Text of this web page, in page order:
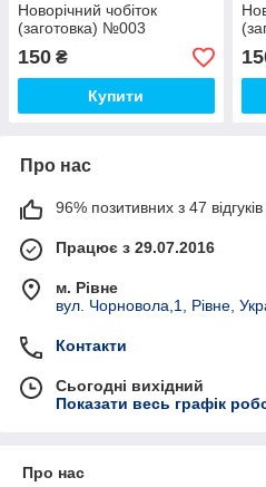
Новорічний чобіток
(заготовка) №003
150 ₴
Купити
Про нас
96% позитивних з 47 відгуків
Працює з 29.07.2016
м. Рівне
вул. Чорновола,1, Рівне,
Контакти
Сьогодні вихідний
Показати весь графік
Про нас